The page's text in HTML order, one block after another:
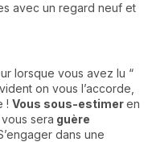
avec un regard neuf et
lorsque vous avez lu “
on vous l’accorde,
! Vous sous-estimeren
sera guère
dans une